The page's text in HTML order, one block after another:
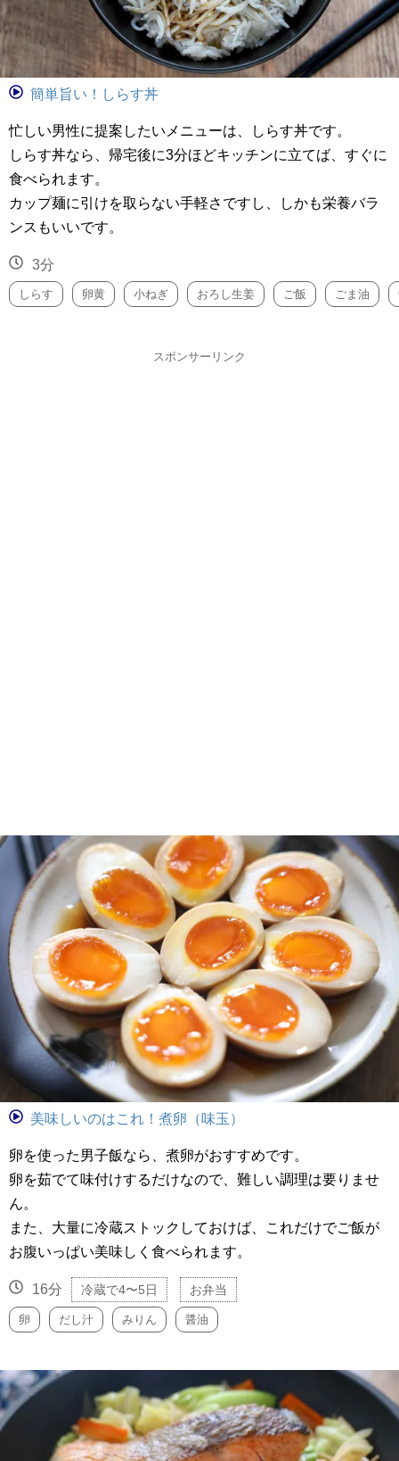
簡単旨い！しらす丼
忙しい男性に提案したいメニューは、しらす丼です。
しらす丼なら、帰宅後に3分ほどキッチンに立てば、すぐに
食べられます。
カップ麺に引けを取らない手軽さですし、しかも栄養バラ
ンスもいいです。
3分
しらす 卵黄 小ねぎ おろし生姜 ご飯 ごま油
スポンサーリンク
美味しいのはこれ！煮卵（味玉）
卵を使った男子飯なら、煮卵がおすすめです。
卵を茹でて味付けするだけなので、難しい調理は要りませ
ん。
また、大量に冷蔵ストックしておけば、これだけでご飯が
お腹いっぱい美味しく食べられます。
16分 冷蔵で4〜5日 お弁当
卵 だし汁 みりん 醤油